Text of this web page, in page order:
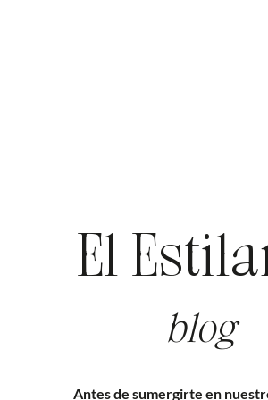
El
blog
Antes de sumergirte en